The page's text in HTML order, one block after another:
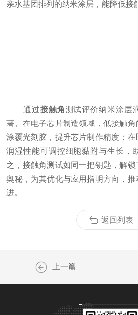
亲水基团排列的纳米涂层，能降低接
通过接触角测试评价纳米涂层
著。在电子芯片制造领域，低接触
涂覆光刻胶，提升芯片制作精度；
润湿性能可调控细胞黏附与生长，
之，接触角测试如同一把钥匙，解
奥秘，为其优化与应用指明方向，
进。
返回列表
上一篇